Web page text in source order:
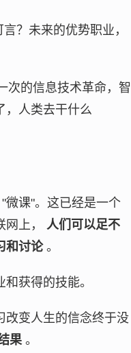
？未来的优势职业，
次的信息技术革命，智
，人类去干什么
微课"。这已经是一个
网上， 人们可以足不
和讨论。
获得的技能。
改变人生的信念终于没
果。